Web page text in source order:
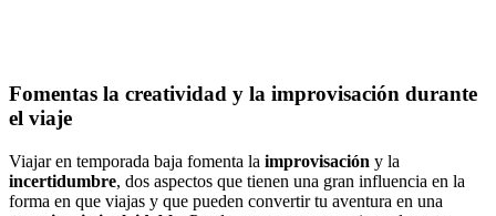
Fomentas la creatividad y la improvisación durante
el viaje
Viajar en temporada baja fomenta la improvisación y la
incertidumbre, dos aspectos que tienen una gran influencia en la
forma en que viajas y que pueden convertir tu aventura en una